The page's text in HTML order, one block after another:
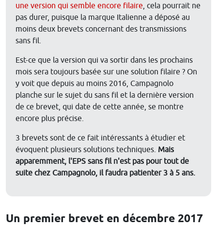
une version qui semble encore filaire, cela pourrait ne
pas durer, puisque la marque Italienne a déposé au
moins deux brevets concernant des transmissions
sans fil.
Est-ce que la version qui va sortir dans les prochains
mois sera toujours basée sur une solution filaire ? On
y voit que depuis au moins 2016, Campagnolo
planche sur le sujet du sans fil et la dernière version
de ce brevet, qui date de cette année, se montre
encore plus précise.
3 brevets sont de ce fait intéressants à étudier et
évoquent plusieurs solutions techniques. Mais
apparemment, l'EPS sans fil n'est pas pour tout de
suite chez Campagnolo, il faudra patienter 3 à 5 ans.
Un premier brevet en décembre 2017